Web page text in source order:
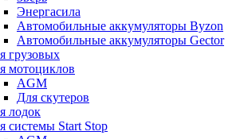
Энергасила
Автомобильные аккумуляторы Byzon
Автомобильные аккумуляторы Gector
грузовых
мотоциклов
AGM
Для скутеров
лодок
системы Start Stop